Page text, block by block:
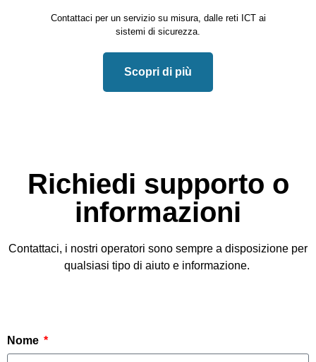
Contattaci per un servizio su misura, dalle reti ICT ai
sistemi di sicurezza.
Scopri di più
Richiedi supporto o
informazioni
Contattaci, i nostri operatori sono sempre a disposizione per
qualsiasi tipo di aiuto e informazione.
Nome